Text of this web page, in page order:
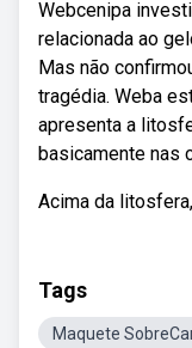
Webcenipa
relacionada ao
Mas não
tragédia. Weba
apresenta a
basicamente nas
Acima da
Tags
Maquete